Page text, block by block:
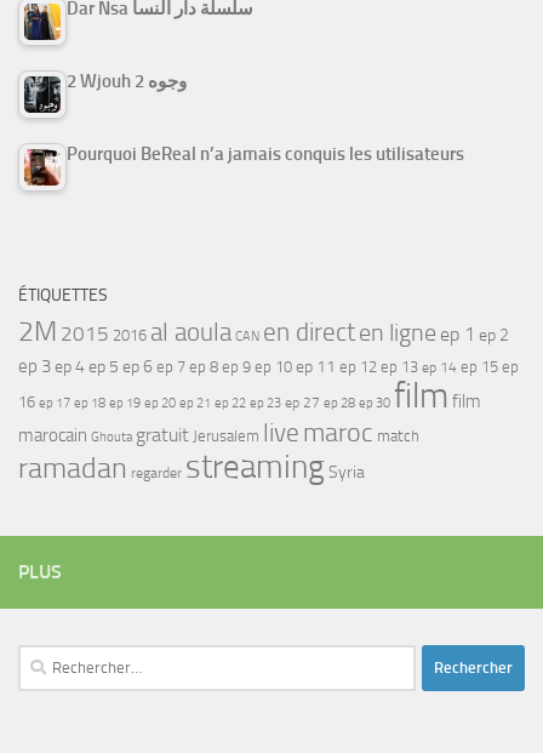
Dar Nsa سلسلة دار النسا
2 Wjouh 2 وجوه
Pourquoi BeReal n’a jamais conquis les utilisateurs
ÉTIQUETTES
2M 2015 2016 al aoula CAN en directen ligne ep 1 ep 2
ep 3ep 4ep 5 ep 6 ep 7 ep 8 ep 9 ep 10 ep 11 ep 12 ep 13 ep 14 ep 15 ep
16 ep 17 ep 18 ep 19 ep 20 ep 21 ep 22 ep 23 ep 27 ep 28 ep 30 film film
marocain Ghouta gratuit Jerusalem live maroc match
ramadan regarder streamingSyria
PLUS
Rechercher :